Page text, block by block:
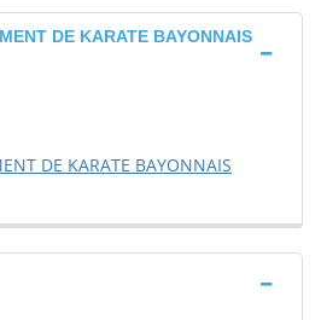
DE KARATE BAYONNAIS
DE KARATE BAYONNAIS